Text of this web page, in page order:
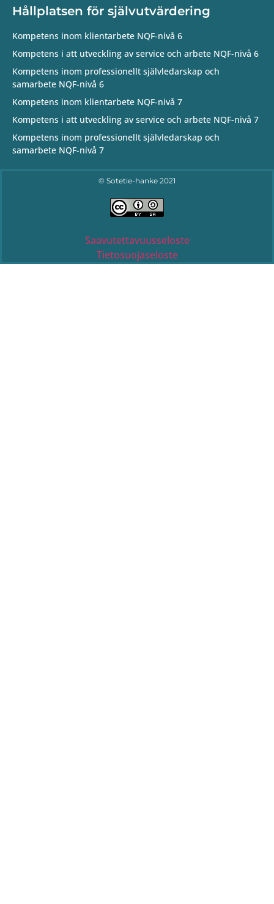
Hållplatsen för självutvärdering
Kompetens inom klientarbete NQF-nivå 6
Kompetens i att utveckling av service och arbete NQF-nivå 6
Kompetens inom professionellt självledarskap och
samarbete NQF-nivå 6
Kompetens inom klientarbete NQF-nivå 7
Kompetens i att utveckling av service och arbete NQF-nivå 7
Kompetens inom professionellt självledarskap och
samarbete NQF-nivå 7
© Sotetie-hanke 2021
Saavutettavuusseloste
Tietosuojaseloste